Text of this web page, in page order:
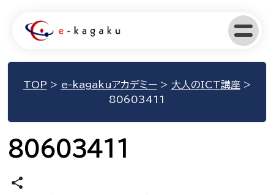
TOP > e-kagakuアカデミー > 大人のICT講座 >
80603411
80603411
share